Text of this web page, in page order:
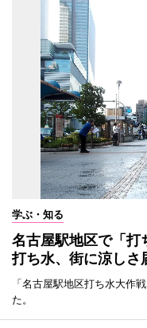
学ぶ・知る
名古屋駅地区で「
打ち水、街に涼しさ
「名古屋駅地区打ち水大作
た。